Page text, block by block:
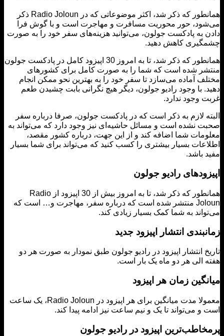
همانطور که ذکر شد، اکثر موضوعاتی که در Radio Joloun ذکر
حور محوریت مسافرت و مهاجرت است و با گوش فرا
به پادکست جولون، می‌توانید هزینه‌های سفر خود را به صورت
کاهش دهید.
همانطور که ذکر شد، تا به امروز 30 اپیزود کامل در پادکست جولون
شده است که شما را به صورت کامل برای کشورهای
آماده می‌سازد تا سفر خود را به بهترین نحو ممکن انجام
با وجود رادیو جولون، دیگر هیچ نگرانی بابت چشیدن طعم
وجود ندارد.
لازم به ذکر است که در پادکست جولون، صرفا درباره سفر
نشده است و مسائل حاشیه‌ای نیز وجود دارد که می‌تواند به
شما اضافه کند و از این جهت، درباره کشور مقصد،
بسیار بیشتری را کسب کنید که می‌تواند برای شما بسیار
باشد.
رادیو جولون
همانطور که ذکر شد، تا به امروز بیش از 30 اپیزود از Radio
Joloun منتشر شده است که درباره سفر، مهاجرت و… است که
به شما کمک بسیار زیادی کند.
انتشار اپیزود جدید
انتشار اپیزود در رادیو جولون طبق نمودار به صورت هر دو
الی هر دو ماه یک بار است.
زمان هر اپیزود
معمولا مدت میانگین برای هر اپیزود در Radio Joloun، یک ساعت
می‌تواند تا یک و نیم ساعت نیز ادامه پیدا کند.
اپیزود در رادیو جولون